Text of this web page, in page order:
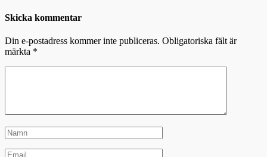
Skicka kommentar
Din e-postadress kommer inte publiceras. Obligatoriska fält är
märkta *